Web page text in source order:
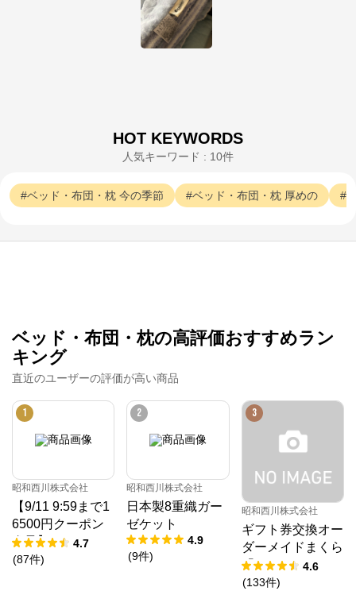
HOT KEYWORDS
人気キーワード : 10件
ベッド・布団・枕 今の季節 ベッド・布団・枕 厚めの
ベッド・布団・枕の高評価おすすめラン
キング
直近のユーザーの評価が高い商品
1
昭和西川株式会社
【9/11 9:59まで1
6500円クーポン
進呈】ムアツ マ
ットレス 30年ム
4.7
(87件)
2
昭和西川株式会社
日本製8重織ガー
ゼケット
4.9
(9件)
3
昭和西川株式会社
ギフト券交換オー
ダーメイドまくら
「10」
4.6
(133件)
ねむりのアトリエOnlineSHOP
的なエビデンスに基づき、お客様の体質や室内環境、
季節に応じたねむりをご提案します。